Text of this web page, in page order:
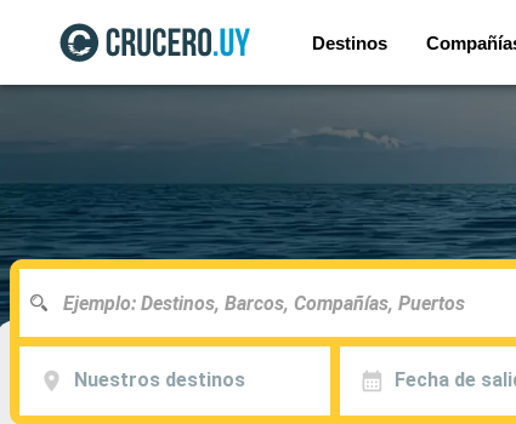
Destinos
Nuestros destinos Fecha de